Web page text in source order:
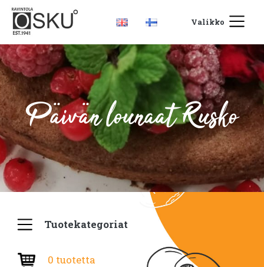
Valikko
Päivän lounaat Rusko
Tuotekategoriat
0 tuotetta